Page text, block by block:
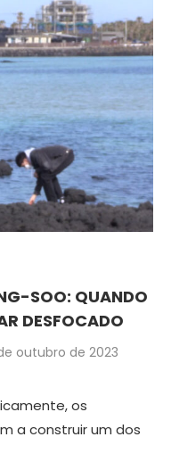
SOO: QUANDO
DESFOCADO
outubro de 2023
os
a construir um dos